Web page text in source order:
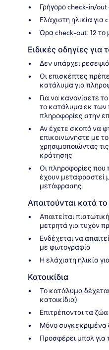
Γρήγορο check-in/out
Ελάχιστη ηλικία για
Ώρα check-out: 12 το
Ειδικές οδηγίες για
Δεν υπάρχει
Οι επισκέπτες
κατάλυμα για
Για να κανονίσετε
το κατάλυμα εκ των
πληροφορίες στην
Αν έχετε σκοπό να
επικοινωνήστε με
χρησιμοποιώντας
κράτησης
Οι πληροφορίες που
έχουν μεταφραστεί
μετάφρασης.
Απαιτούνται κατά
Απαιτείται
μετρητά για τυχόν
Ενδέχεται να
με φωτογραφία
Η ελάχιστη ηλικία
Κατοικίδια
Το κατάλυμα
κατοικίδια)
Επιτρέπονται τα
Μόνο συγκεκριμένα
Προσφέρει μπολ για